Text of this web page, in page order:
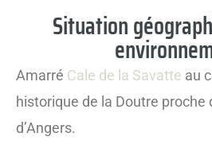
Situation
Amarré Cale de la Savatte au
historique de la Doutre proche
d’Angers.